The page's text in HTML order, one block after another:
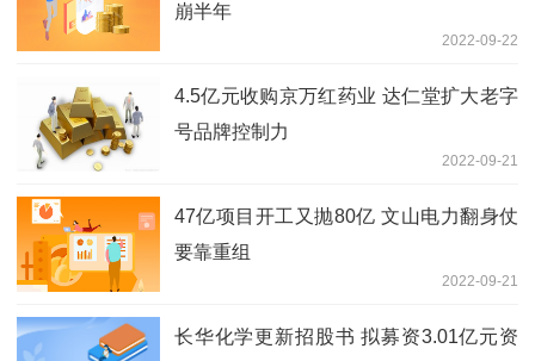
崩半年
2022-09-22
4.5亿元收购京万红药业 达仁堂扩大老字
号品牌控制力
2022-09-21
47亿项目开工又抛80亿 文山电力翻身仗
要靠重组
2022-09-21
长华化学更新招股书 拟募资3.01亿元资